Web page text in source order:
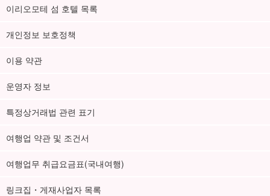
이리오모테 섬 호텔 목록
개인정보 보호정책
이용 약관
운영자 정보
특정상거래법 관련 표기
여행업 약관 및 조건서
여행업무 취급요금표(국내여행)
링크집・게재사업자 목록